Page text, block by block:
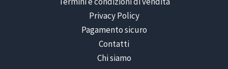
Privacy Policy
Pagamento sicuro
Contatti
Chi siamo